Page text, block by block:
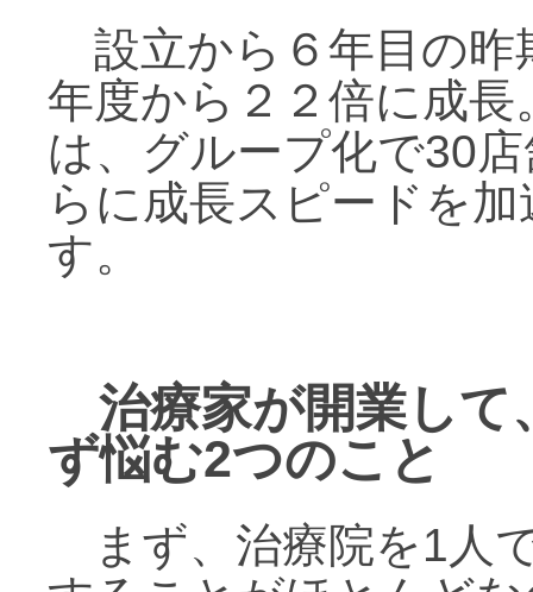
設立から６年目の昨
年度から２２倍に成
は、グループ化で30
らに成長スピードを
す。
治療家が開業して
ず悩む2つのこと
まず、治療院を1人